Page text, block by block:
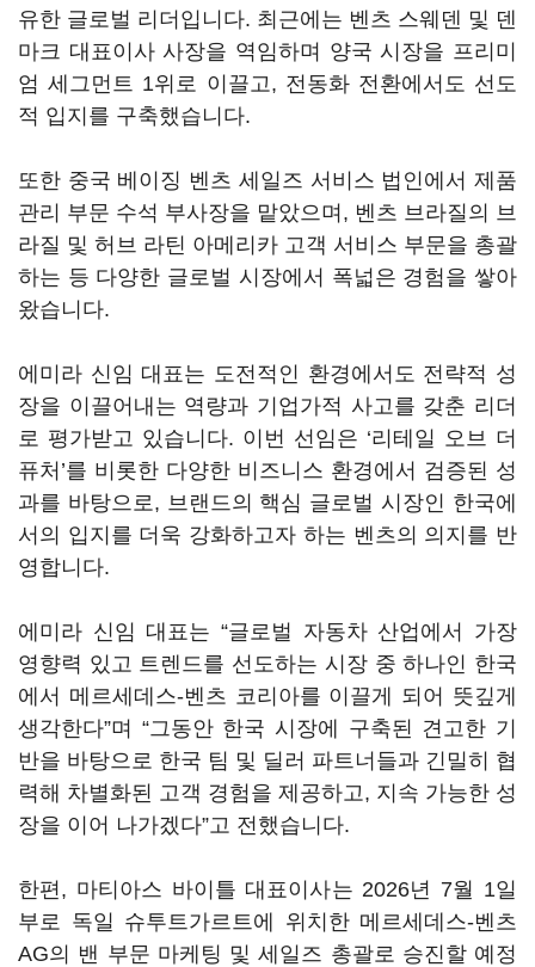
유한 글로벌 리더입니다. 최근에는 벤츠 스웨덴 및 덴
마크 대표이사 사장을 역임하며 양국 시장을 프리미
엄 세그먼트 1위로 이끌고, 전동화 전환에서도 선도
적 입지를 구축했습니다.
또한 중국 베이징 벤츠 세일즈 서비스 법인에서 제품
관리 부문 수석 부사장을 맡았으며, 벤츠 브라질의 브
라질 및 허브 라틴 아메리카 고객 서비스 부문을 총괄
하는 등 다양한 글로벌 시장에서 폭넓은 경험을 쌓아
왔습니다.
에미라 신임 대표는 도전적인 환경에서도 전략적 성
장을 이끌어내는 역량과 기업가적 사고를 갖춘 리더
로 평가받고 있습니다. 이번 선임은 ‘리테일 오브 더
퓨처’를 비롯한 다양한 비즈니스 환경에서 검증된 성
과를 바탕으로, 브랜드의 핵심 글로벌 시장인 한국에
서의 입지를 더욱 강화하고자 하는 벤츠의 의지를 반
영합니다.
에미라 신임 대표는 “글로벌 자동차 산업에서 가장
영향력 있고 트렌드를 선도하는 시장 중 하나인 한국
에서 메르세데스-벤츠 코리아를 이끌게 되어 뜻깊게
생각한다”며 “그동안 한국 시장에 구축된 견고한 기
반을 바탕으로 한국 팀 및 딜러 파트너들과 긴밀히 협
력해 차별화된 고객 경험을 제공하고, 지속 가능한 성
장을 이어 나가겠다”고 전했습니다.
한편, 마티아스 바이틀 대표이사는 2026년 7월 1일
부로 독일 슈투트가르트에 위치한 메르세데스-벤츠
AG의 밴 부문 마케팅 및 세일즈 총괄로 승진할 예정